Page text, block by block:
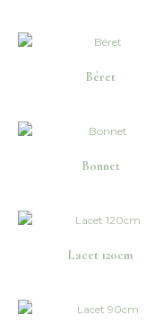
Béret
Bonnet
Lacet 120cm